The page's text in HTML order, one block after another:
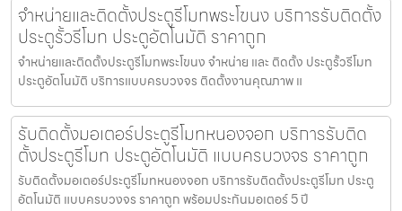
จำหน่ายและติดตั้งประตูรีโมทพระโขนง บริการรับติดตั้ง
ประตูรั้วรีโมท ประตูอัตโนมัติ ราคาถูก
จำหน่ายและติดตั้งประตูรีโมทพระโขนง จำหน่าย และ ติดตั้ง ประตูรั้วรีโมท
ประตูอัตโนมัติ บริการแบบครบวงจร ติดตั้งงานคุณภาพ แ
รับติดตั้งมอเตอร์ประตูรีโมทหนองจอก บริการรับติด
ตั้งประตูรีโมท ประตูอัตโนมัติ แบบครบวงจร ราคาถูก
รับติดตั้งมอเตอร์ประตูรีโมทหนองจอก บริการรับติดตั้งประตูรีโมท ประตู
อัตโนมัติ แบบครบวงจร ราคาถูก พร้อมประกันมอเตอร์ 5 ปี